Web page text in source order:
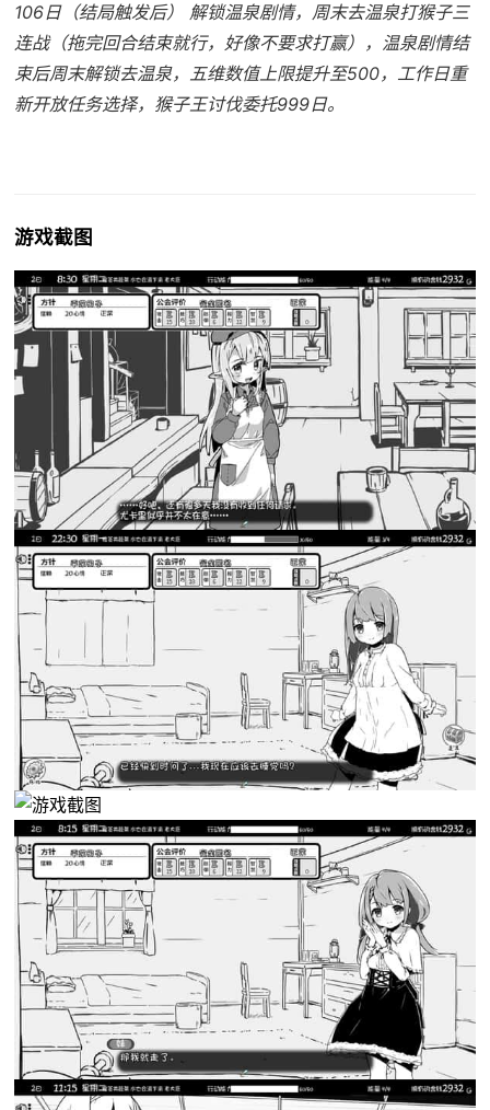
106日（结局触发后） 解锁温泉剧情，周末去温泉打猴子三
连战（拖完回合结束就行，好像不要求打赢），温泉剧情结
束后周末解锁去温泉，五维数值上限提升至500，工作日重
新开放任务选择，猴子王讨伐委托999日。
游戏截图